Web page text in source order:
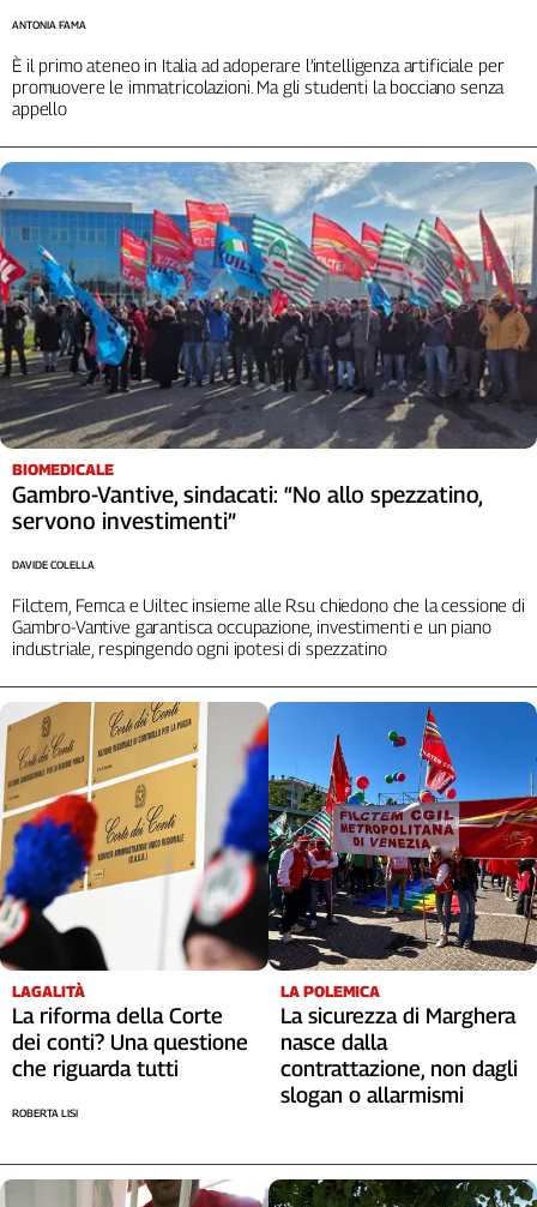
È il primo ateneo in Italia ad adoperare l’intelligenza artificiale per
promuovere le immatricolazioni. Ma gli studenti la bocciano senza
appello
ANTONIA FAMA
BIOMEDICALE
Gambro-Vantive, sindacati: “No allo spezzatino,
servono investimenti”
Filctem, Femca e Uiltec insieme alle Rsu chiedono che la cessione di
Gambro-Vantive garantisca occupazione, investimenti e un piano
industriale, respingendo ogni ipotesi di spezzatino
DAVIDE COLELLA
LAGALITÀ
La riforma della Corte
dei conti? Una questione
che riguarda tutti
ROBERTA LISI
LA POLEMICA
La sicurezza di Marghera
nasce dalla
contrattazione, non dagli
slogan o allarmismi